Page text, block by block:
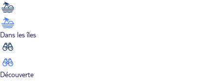
Dans les îles
Découverte